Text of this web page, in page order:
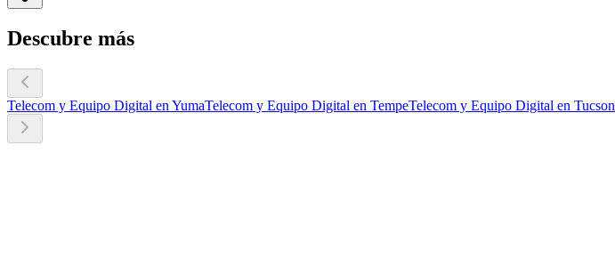
Descubre más
Telecom y Equipo Digital en YumaTelecom y Equipo Digital en TempeTelecom y Equipo Digital en Tucson